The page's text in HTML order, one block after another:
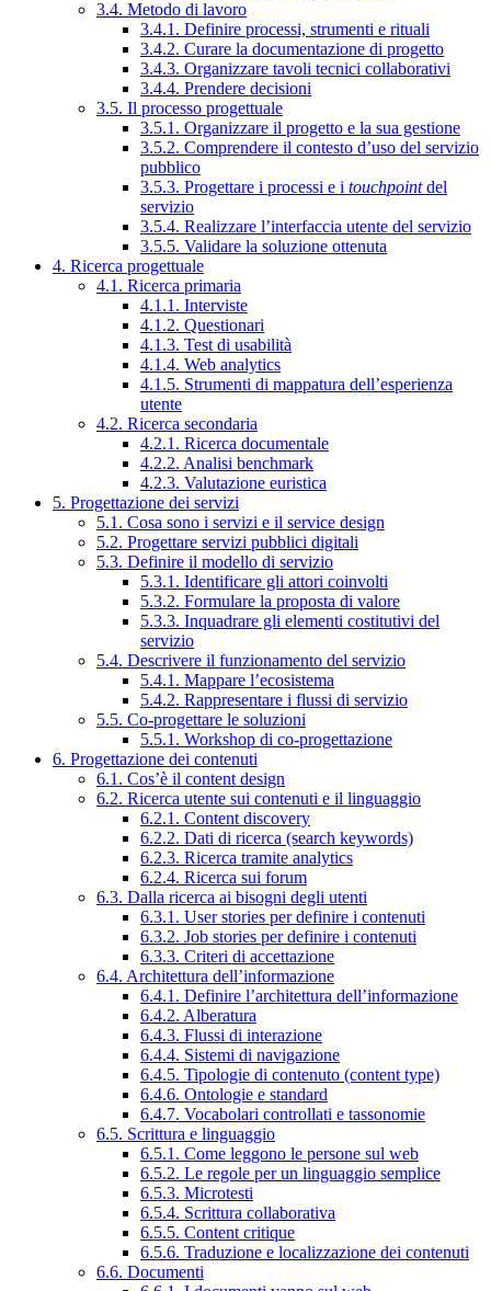
3.4. Metodo di lavoro
3.4.1. Definire processi, strumenti e rituali
3.4.2. Curare la documentazione di progetto
3.4.3. Organizzare tavoli tecnici collaborativi
3.4.4. Prendere decisioni
3.5. Il processo progettuale
3.5.1. Organizzare il progetto e la sua gestione
3.5.2. Comprendere il contesto d’uso del servizio
pubblico
3.5.3. Progettare i processi e i touchpointdel
servizio
3.5.4. Realizzare l’interfaccia utente del servizio
3.5.5. Validare la soluzione ottenuta
4. Ricerca progettuale
4.1. Ricerca primaria
4.1.1. Interviste
4.1.2. Questionari
4.1.3. Test di usabilità
4.1.4. Web analytics
4.1.5. Strumenti di mappatura dell’esperienza
utente
4.2. Ricerca secondaria
4.2.1. Ricerca documentale
4.2.2. Analisi benchmark
4.2.3. Valutazione euristica
5. Progettazione dei servizi
5.1. Cosa sono i servizi e il service design
5.2. Progettare servizi pubblici digitali
5.3. Definire il modello di servizio
5.3.1. Identificare gli attori coinvolti
5.3.2. Formulare la proposta di valore
5.3.3. Inquadrare gli elementi costitutivi del
servizio
5.4. Descrivere il funzionamento del servizio
5.4.1. Mappare l’ecosistema
5.4.2. Rappresentare i flussi di servizio
5.5. Co-progettare le soluzioni
5.5.1. Workshop di co-progettazione
6. Progettazione dei contenuti
6.1. Cos’è il content design
6.2. Ricerca utente sui contenuti e il linguaggio
6.2.1. Content discovery
6.2.2. Dati di ricerca (search keywords)
6.2.3. Ricerca tramite analytics
6.2.4. Ricerca sui forum
6.3. Dalla ricerca ai bisogni degli utenti
6.3.1. User stories per definire i contenuti
6.3.2. Job stories per definire i contenuti
6.3.3. Criteri di accettazione
6.4. Architettura dell’informazione
6.4.1. Definire l’architettura dell’informazione
6.4.2. Alberatura
6.4.3. Flussi di interazione
6.4.4. Sistemi di navigazione
6.4.5. Tipologie di contenuto (content type)
6.4.6. Ontologie e standard
6.4.7. Vocabolari controllati e tassonomie
6.5. Scrittura e linguaggio
6.5.1. Come leggono le persone sul web
6.5.2. Le regole per un linguaggio semplice
6.5.3. Microtesti
6.5.4. Scrittura collaborativa
6.5.5. Content critique
6.5.6. Traduzione e localizzazione dei contenuti
6.6. Documenti